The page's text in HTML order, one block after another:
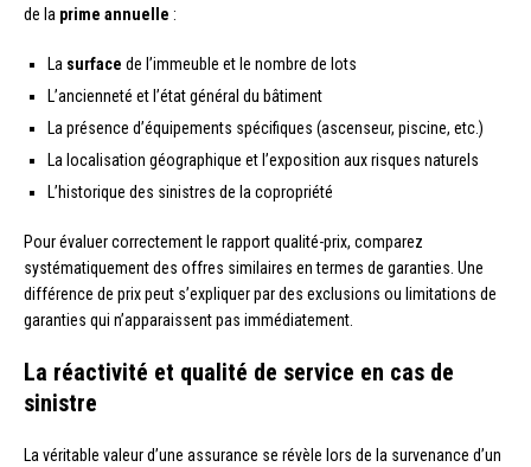
de la prime annuelle :
La surface de l’immeuble et le nombre de lots
L’ancienneté et l’état général du bâtiment
La présence d’équipements spécifiques (ascenseur, piscine, etc.)
La localisation géographique et l’exposition aux risques naturels
L’historique des sinistres de la copropriété
Pour évaluer correctement le rapport qualité-prix, comparez
systématiquement des offres similaires en termes de garanties. Une
différence de prix peut s’expliquer par des exclusions ou limitations de
garanties qui n’apparaissent pas immédiatement.
La réactivité et qualité de service en cas de
sinistre
La véritable valeur d’une assurance se révèle lors de la survenance d’un